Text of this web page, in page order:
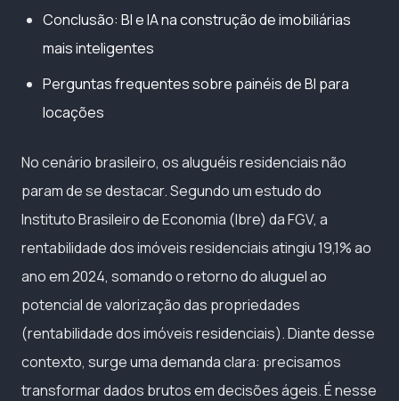
Conclusão: BI e IA na construção de imobiliárias
mais inteligentes
Perguntas frequentes sobre painéis de BI para
locações
No cenário brasileiro, os aluguéis residenciais não
param de se destacar. Segundo um estudo do
Instituto Brasileiro de Economia (Ibre) da FGV, a
rentabilidade dos imóveis residenciais atingiu 19,1% ao
ano em 2024, somando o retorno do aluguel ao
potencial de valorização das propriedades
(rentabilidade dos imóveis residenciais). Diante desse
contexto, surge uma demanda clara: precisamos
transformar dados brutos em decisões ágeis. É nesse